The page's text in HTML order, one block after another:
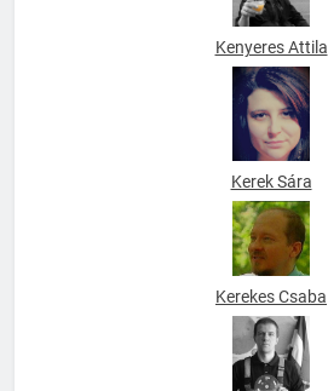
Kenyeres Attila
Kerek Sára
Kerekes Csaba